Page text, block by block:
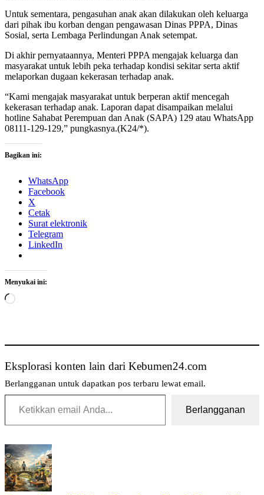
Untuk sementara, pengasuhan anak akan dilakukan oleh keluarga
dari pihak ibu korban dengan pengawasan Dinas PPPA, Dinas
Sosial, serta Lembaga Perlindungan Anak setempat.
Di akhir pernyataannya, Menteri PPPA mengajak keluarga dan
masyarakat untuk lebih peka terhadap kondisi sekitar serta aktif
melaporkan dugaan kekerasan terhadap anak.
“Kami mengajak masyarakat untuk berperan aktif mencegah
kekerasan terhadap anak. Laporan dapat disampaikan melalui
hotline Sahabat Perempuan dan Anak (SAPA) 129 atau WhatsApp
08111-129-129,” pungkasnya.(K24/*).
Bagikan ini:
WhatsApp
Facebook
X
Cetak
Surat elektronik
Telegram
LinkedIn
Menyukai ini:
Memuat...
Eksplorasi konten lain dari Kebumen24.com
Berlangganan untuk dapatkan pos terbaru lewat email.
Ketikkan email Anda...
Berlangganan
Tag:
Kemen
PPPA
Pastikan
Anak